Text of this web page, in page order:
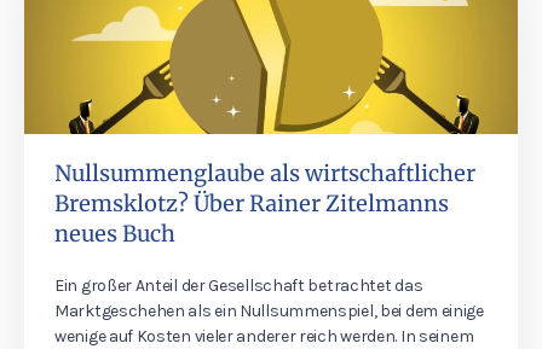
Nullsummenglaube als wirtschaftlicher
Bremsklotz? Über Rainer Zitelmanns
neues Buch
Ein großer Anteil der Gesellschaft betrachtet das
Marktgeschehen als ein Nullsummenspiel, bei dem einige
wenige auf Kosten vieler anderer reich werden. In seinem